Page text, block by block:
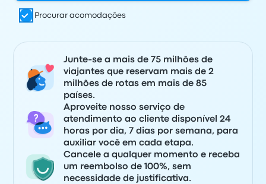
Procurar acomodações
Junte-se a mais de 75 milhões de
viajantes que reservam mais de 2
milhões de rotas em mais de 85
países.
Aproveite nosso serviço de
atendimento ao cliente disponível 24
horas por dia, 7 dias por semana, para
auxiliar você em cada etapa.
Cancele a qualquer momento e receba
um reembolso de 100%, sem
necessidade de justificativa.